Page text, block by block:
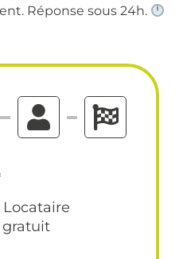
Réponse sous 24h.
Locataire